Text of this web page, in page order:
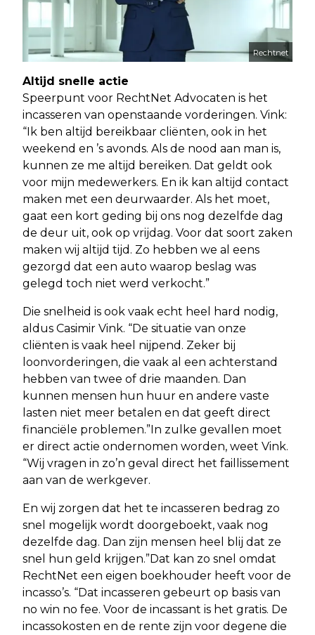
Rechtnet
Altijd snelle actie
Speerpunt voor RechtNet Advocaten is het
incasseren van openstaande vorderingen. Vink:
“Ik ben altijd bereikbaar cliënten, ook in het
weekend en ’s avonds. Als de nood aan man is,
kunnen ze me altijd bereiken. Dat geldt ook
voor mijn medewerkers. En ik kan altijd contact
maken met een deurwaarder. Als het moet,
gaat een kort geding bij ons nog dezelfde dag
de deur uit, ook op vrijdag. Voor dat soort zaken
maken wij altijd tijd. Zo hebben we al eens
gezorgd dat een auto waarop beslag was
gelegd toch niet werd verkocht.”
Die snelheid is ook vaak echt heel hard nodig,
aldus Casimir Vink. “De situatie van onze
cliënten is vaak heel nijpend. Zeker bij
loonvorderingen, die vaak al een achterstand
hebben van twee of drie maanden. Dan
kunnen mensen hun huur en andere vaste
lasten niet meer betalen en dat geeft direct
financiële problemen.”In zulke gevallen moet
er direct actie ondernomen worden, weet Vink.
“Wij vragen in zo’n geval direct het faillissement
aan van de werkgever.
En wij zorgen dat het te incasseren bedrag zo
snel mogelijk wordt doorgeboekt, vaak nog
dezelfde dag. Dan zijn mensen heel blij dat ze
snel hun geld krijgen.”Dat kan zo snel omdat
RechtNet een eigen boekhouder heeft voor de
incasso’s. “Dat incasseren gebeurt op basis van
no win no fee. Voor de incassant is het gratis. De
incassokosten en de rente zijn voor degene die